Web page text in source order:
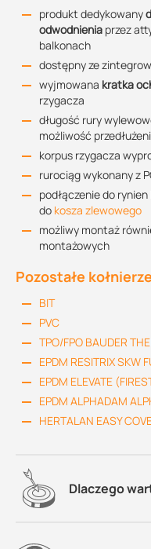
produkt dedykowany
odwodnienia przez
balkonach
dostępny ze
wyjmowana kratka
rzygacza
długość rury
możliwość
korpus rzygacza
rurociąg wykonany z
podłączenie do rynien
do kosza zlewowego
możliwy montaż
montażowych
Pozostałe kołnierze
BIT
PVC
TPO/FPO BAUDER
EPDM RESITRIX SKW
EPDM ELEVATE
EPDM ALPHADAM
HERTALAN EASY
Dlaczego